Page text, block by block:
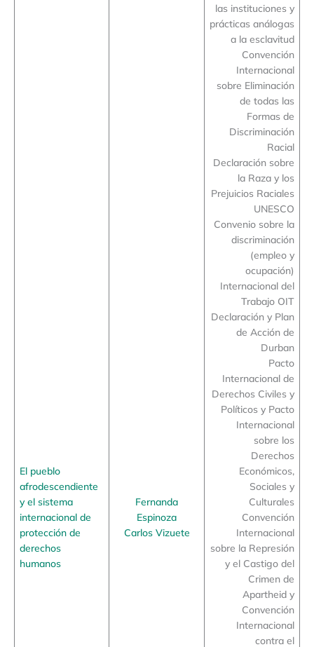
El pueblo
afrodescendiente
y el sistema
internacional de
protección de
derechos
humanos
Fernanda
Espinoza
Carlos Vizuete
las instituciones y
prácticas análogas
a la esclavitud
Convención
Internacional
sobre Eliminación
de todas las
Formas de
Discriminación
Racial
Declaración sobre
la Raza y los
Prejuicios Raciales
UNESCO
Convenio sobre la
discriminación
(empleo y
ocupación)
Internacional del
Trabajo OIT
Declaración y Plan
de Acción de
Durban
Pacto
Internacional de
Derechos Civiles y
Políticos y Pacto
Internacional
sobre los
Derechos
Económicos,
Sociales y
Culturales
Convención
Internacional
sobre la Represión
y el Castigo del
Crimen de
Apartheid y
Convención
Internacional
contra el